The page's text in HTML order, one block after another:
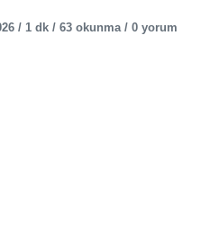
/ 1 dk / 63 okunma / 0 yorum